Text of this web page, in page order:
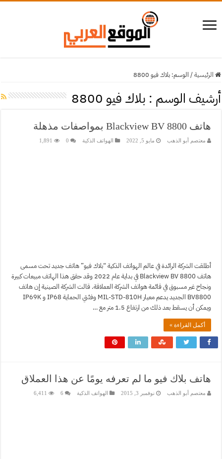
الرئيسية/ الوسم: بلاك فيو 8800
أرشيف الوسم : بلاك فيو 8800
هاتف Blackview BV 8800 بمواصفات مذهلة
معتصم أبو الذهب مايو 5, 2022 الهواتف الذكية 0
1,891
أطلقت الشركة الرائدة في عالم الهواتف الذكية “بلاك فيو” هاتف جديد تحت مسمى
هاتف Blackview BV 8800 في بداية عام 2022 وقد حقق هذا الهاتف مبيعات كبيرة
ونجاح غير مسبوق في قائمة هواتف الشركة العملاقة. قالت الشركة الصينية إن هاتف
BV8800 الجديد يدعم معيار MIL-STD-810H وفئتي الحماية IP68 و IP69K
ويمكن أن يسقط بعد ذلك من ارتفاع 1.5 متر مع …
أكمل القراءة »
هاتف بلاك فيو ما لم تعرفه يومًا عن هذا العملاق
معتصم أبو الذهب نوفمبر 3, 2015 الهواتف الذكية 6
6,411